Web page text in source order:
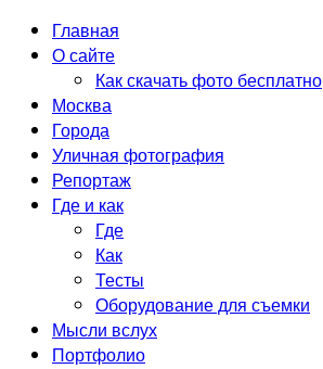
Главная
О сайте
Как скачать фото бесплатно
Москва
Города
Уличная фотография
Репортаж
Где и как
Где
Как
Тесты
Оборудование для съемки
Мысли вслух
Портфолио